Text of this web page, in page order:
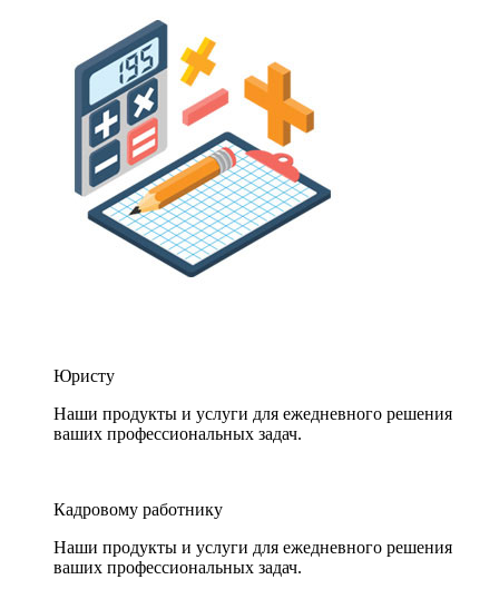
Юристу
Наши продукты и услуги для ежедневного решения
ваших профессиональных задач.
Кадровому работнику
Наши продукты и услуги для ежедневного решения
ваших профессиональных задач.